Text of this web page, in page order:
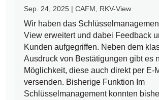
Sep. 24, 2025 |CAFM RKV-View
Wir haben das
View erweitert und dabei Feedback
Kunden aufgegriffen. Neben dem
Ausdruck von Bestätigungen gibt es
Möglichkeit, diese auch direkt per E-
versenden. Bisherige Funktion Im
Schlüsselmanagement konnten